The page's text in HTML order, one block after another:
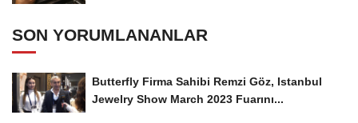
SON YORUMLANANLAR
Butterfly Firma Sahibi Remzi Göz, Istanbul
Jewelry Show March 2023 Fuarını...